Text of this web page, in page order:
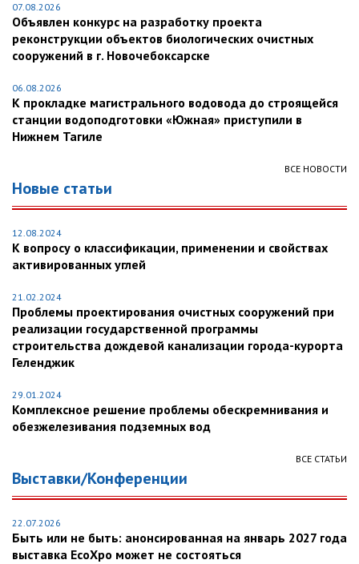
07.08.2026
Объявлен конкурс на разработку проекта
реконструкции объектов биологических очистных
сооружений в г. Новочебоксарске
06.08.2026
К прокладке магистрального водовода до строящейся
станции водоподготовки «Южная» приступили в
Нижнем Тагиле
ВСЕ НОВОСТИ
Новые статьи
12.08.2024
К вопросу о классификации, применении и свойствах
активированных углей
21.02.2024
Проблемы проектирования очистных сооружений при
реализации государственной программы
строительства дождевой канализации города-курорта
Геленджик
29.01.2024
Комплексное решение проблемы обескремнивания и
обезжелезивания подземных вод
ВСЕ СТАТЬИ
Выставки/Конференции
22.07.2026
Быть или не быть: анонсированная на январь 2027 года
выставка EcoXpo может не состояться